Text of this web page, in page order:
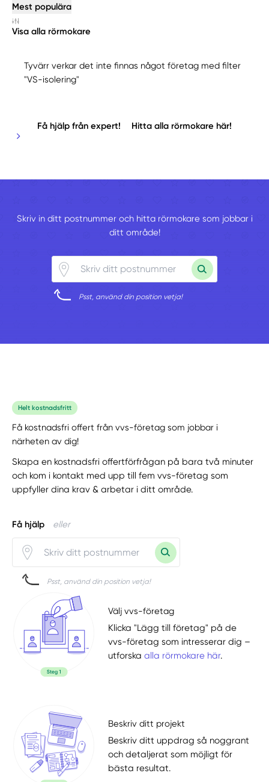
Mest populära
Visa alla rörmokare
Tyvärr verkar det inte finnas något företag med filter
"VS-isolering"
Få hjälp från expert! Hitta alla rörmokare här!
Skriv in ditt postnummer och hitta rörmokare som jobbar i
ditt område!
Psst, använd din position vetja!
Helt kostnadsfritt
Få kostnadsfri offert från vvs-företag som jobbar i
närheten av dig!
Skapa en kostnadsfri offertförfrågan på bara två minuter
och kom i kontakt med upp till fem vvs-företag som
uppfyller dina krav & arbetar i ditt område.
Få hjälp eller
Psst, använd din position vetja!
Välj vvs-företag
Klicka "Lägg till företag" på de
vvs-företag som intresserar dig –
utforskaalla rörmokare här.
Beskriv ditt projekt
Beskriv ditt uppdrag så noggrant
och detaljerat som möjligt för
bästa resultat.